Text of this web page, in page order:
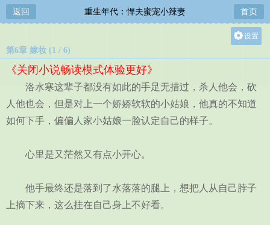
返回 重生年代：悍夫蜜宠小辣妻 首页
设置
中
小
第6章 嫁妆 (1 / 6)
《关闭小说畅读模式体验更好》
洛水寒这辈子都没有如此的手足无措过，杀人他会，砍
人他也会，但是对上一个娇娇软软的小姑娘，他真的不知道
如何下手，偏偏人家小姑娘一脸认定自己的样子。
心里是又茫然又有点小开心。
他手最终还是落到了水落落的腿上，想把人从自己脖子
上摘下来，这么挂在自己身上不好看。